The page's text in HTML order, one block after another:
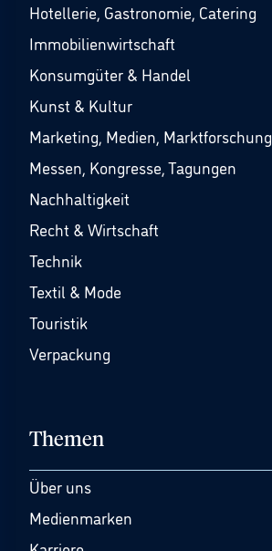
Hotellerie, Gastronomie, Catering
Immobilienwirtschaft
Konsumgüter & Handel
Kunst & Kultur
Marketing, Medien, Marktforschung
Messen, Kongresse, Tagungen
Nachhaltigkeit
Recht & Wirtschaft
Technik
Textil & Mode
Touristik
Verpackung
Themen
Über uns
Medienmarken